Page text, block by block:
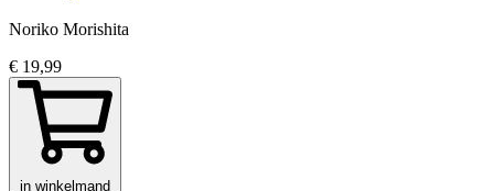
Noriko Morishita
€ 19,99
in winkelmand